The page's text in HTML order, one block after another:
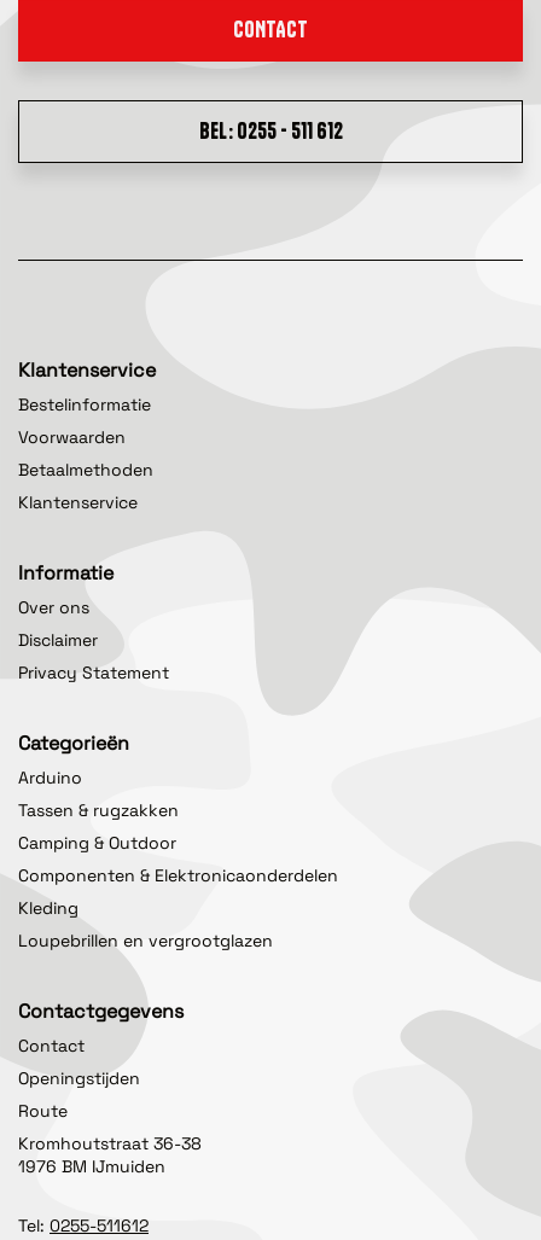
CONTACT
BEL: 0255 - 511 612
Klantenservice
Bestelinformatie
Voorwaarden
Betaalmethoden
Klantenservice
Informatie
Over ons
Disclaimer
Privacy Statement
Categorieën
Arduino
Tassen & rugzakken
Camping & Outdoor
Componenten & Elektronicaonderdelen
Kleding
Loupebrillen en vergrootglazen
Contactgegevens
Contact
Openingstijden
Route
Kromhoutstraat 36-38
1976 BM IJmuiden
Tel: 0255-511612